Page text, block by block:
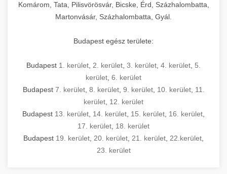
Komárom, Tata, Pilisvörösvár, Bicske, Érd, Százhalombatta,
Martonvásár, Százhalombatta, Gyál.
Budapest egész területe:
Budapest 1. kerület 2. kerület 3. kerület 4. kerület 5.
kerület 6. kerület
Budapest 7. kerület, 8. kerület, 9. kerület, 10. kerület, 11.
kerület 12. kerület
Budapest 13. kerület 14. kerület 15. kerület 16. kerület
17. kerület 18. kerület
Budapest 19. kerület 20. kerület 21. kerület 22.kerület
23. kerület